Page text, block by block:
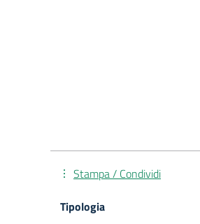
Stampa / Condividi
Tipologia